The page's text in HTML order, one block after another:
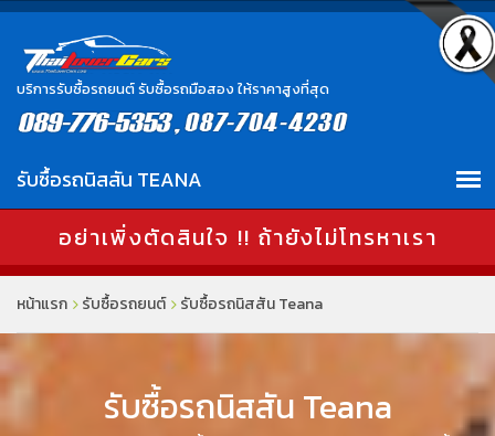
บริการรับซื้อรถยนต์ รับซื้อรถมือสอง ให้ราคาสูงที่สุด
อย่าเพิ่งตัดสินใจ !! ถ้ายังไม่โทรหาเรา
หน้าแรก รับซื้อรถยนต์ รับซื้อรถนิสสัน Teana
รับซื้อรถนิสสัน Teana